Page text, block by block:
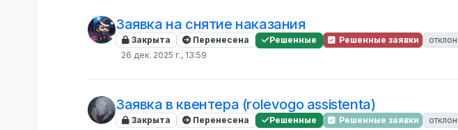
Заявка на снятие наказания
Закрыта Перенесена Решенные Решенные заявки
26 дек. 2025 г., 13:59
Заявка в квентера (rolevogo assistenta)
Закрыта Перенесена Решенные Решенные заявки